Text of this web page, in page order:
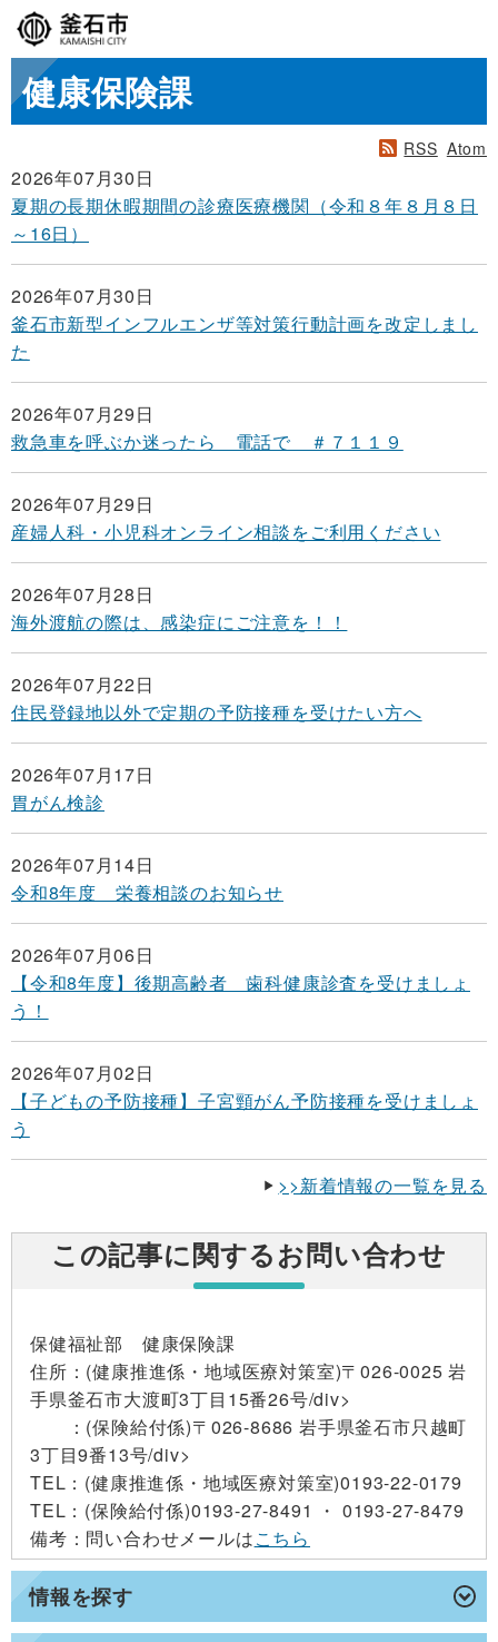
情報を探す
健康保険課
RSS Atom
2026年07月30日
夏期の長期休暇期間の診療医療機関（令和８年８月８日
～16日）
2026年07月30日
釜石市新型インフルエンザ等対策行動計画を改定しまし
た
2026年07月29日
救急車を呼ぶか迷ったら 電話で ＃７１１９
2026年07月29日
産婦人科・小児科オンライン相談をご利用ください
2026年07月28日
海外渡航の際は、感染症にご注意を！！
2026年07月22日
住民登録地以外で定期の予防接種を受けたい方へ
2026年07月17日
胃がん検診
2026年07月14日
令和8年度 栄養相談のお知らせ
2026年07月06日
【令和8年度】後期高齢者 歯科健康診査を受けましょ
う！
2026年07月02日
【子どもの予防接種】子宮頸がん予防接種を受けましょ
う
>>新着情報の一覧を見る
この記事に関するお問い合わせ
保健福祉部 健康保険課
住所 ：(健康推進係・地域医療対策室)〒026-0025 岩
手県釜石市大渡町3丁目15番26号/div>
：(保険給付係)〒026-8686 岩手県釜石市只越町
3丁目9番13号/div>
TEL ：(健康推進係・地域医療対策室)0193-22-0179
TEL ：(保険給付係)0193-27-8491 ・ 0193-27-8479
備考 ：問い合わせメールはこちら